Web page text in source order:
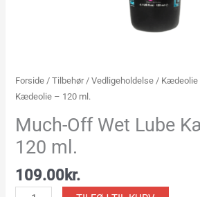
Forside /Tilbehør/Vedligeholdelse / Kædeolie
Kædeolie – 120 ml.
Much-Off Wet Lube
120 ml.
109.00kr.